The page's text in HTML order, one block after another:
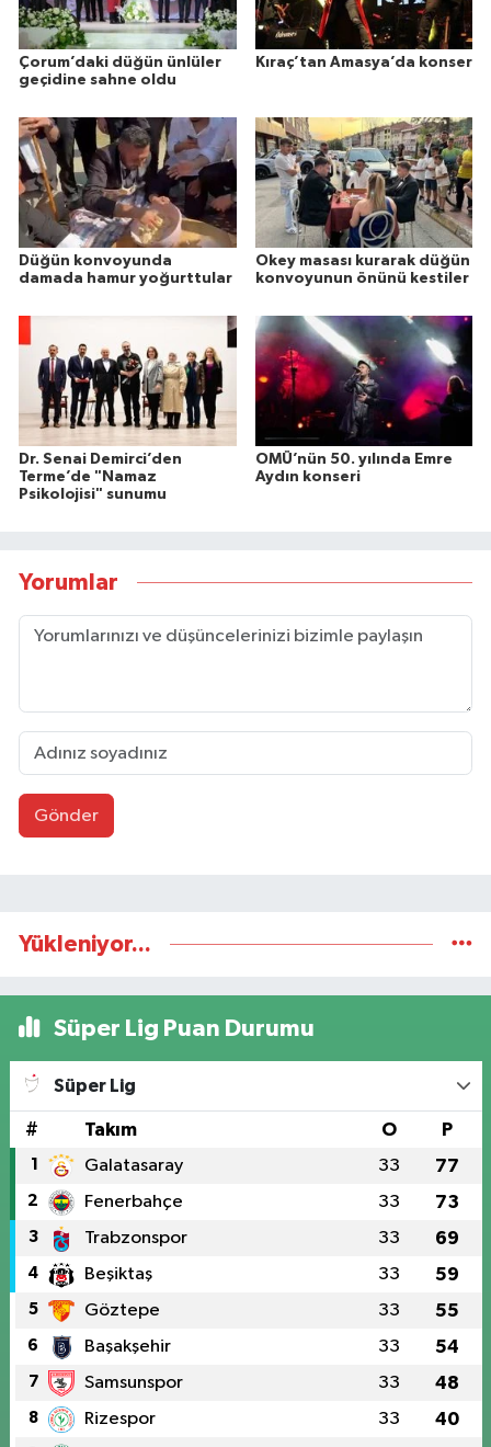
Çorum’daki düğün ünlüler
geçidine sahne oldu
Kıraç’tan Amasya’da konser
Düğün konvoyunda
damada hamur yoğurttular
Okey masası kurarak düğün
konvoyunun önünü kestiler
Dr. Senai Demirci’den
Terme’de "Namaz
Psikolojisi" sunumu
OMÜ’nün 50. yılında Emre
Aydın konseri
Yorumlar
Gönder
Yükleniyor...
Süper Lig Puan Durumu
Süper Lig
# Takım O P
1 Galatasaray 33 77
2 Fenerbahçe 33 73
3 Trabzonspor 33 69
4 Beşiktaş 33 59
5 Göztepe 33 55
6 Başakşehir 33 54
7 Samsunspor 33 48
8 Rizespor 33 40